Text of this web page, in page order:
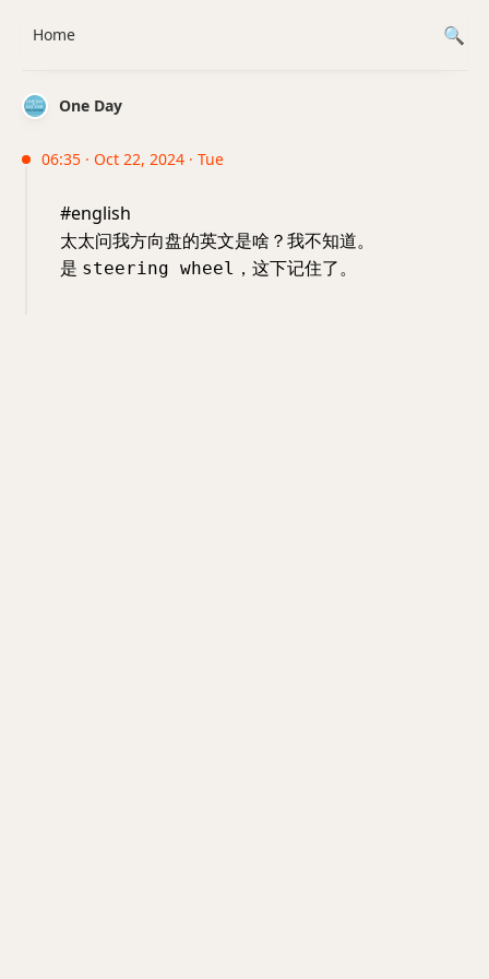
One Day
06:35 · Oct 22, 2024 · Tue
#english
太太问我方向盘的英文是啥？我不知道。
是 steering wheel ，这下记住了。
Home